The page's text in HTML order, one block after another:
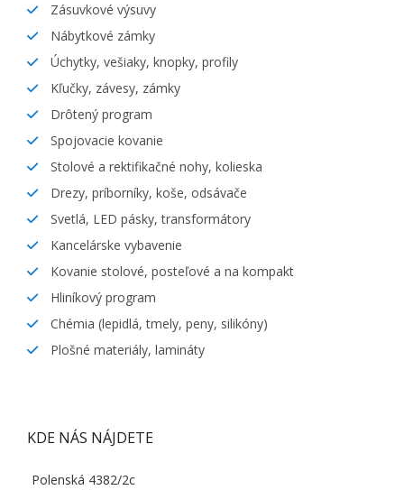
Zásuvkové výsuvy
Nábytkové zámky
Úchytky, vešiaky, knopky, profily
Kľučky, závesy, zámky
Drôtený program
Spojovacie kovanie
Stolové a rektifikačné nohy, kolieska
Drezy, príborníky, koše, odsávače
Svetlá, LED pásky, transformátory
Kancelárske vybavenie
Kovanie stolové, posteľové a na kompakt
Hliníkový program
Chémia (lepidlá, tmely, peny, silikóny)
Plošné materiály, lamináty
KDE NÁS NÁJDETE
Polenská 4382/2c